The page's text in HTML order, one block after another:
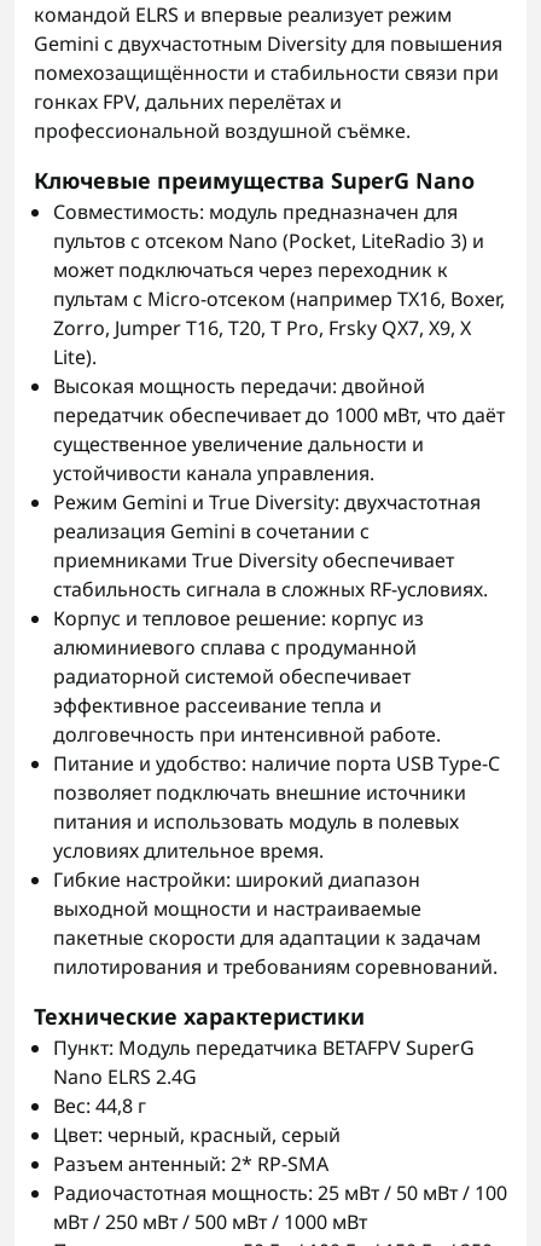
командой ELRS и впервые реализует режим
Gemini с двухчастотным Diversity для повышения
помехозащищённости и стабильности связи при
гонках FPV, дальних перелётах и
профессиональной воздушной съёмке.
Ключевые преимущества SuperG Nano
Совместимость: модуль предназначен для
пультов с отсеком Nano (Pocket, LiteRadio 3) и
может подключаться через переходник к
пультам с Micro-отсеком (например TX16, Boxer,
Zorro, Jumper T16, T20, T Pro, Frsky QX7, X9, X
Lite).
Высокая мощность передачи: двойной
передатчик обеспечивает до 1000 мВт, что даёт
существенное увеличение дальности и
устойчивости канала управления.
Режим Gemini и True Diversity: двухчастотная
реализация Gemini в сочетании с
приемниками True Diversity обеспечивает
стабильность сигнала в сложных RF-условиях.
Корпус и тепловое решение: корпус из
алюминиевого сплава с продуманной
радиаторной системой обеспечивает
эффективное рассеивание тепла и
долговечность при интенсивной работе.
Питание и удобство: наличие порта USB Type-C
позволяет подключать внешние источники
питания и использовать модуль в полевых
условиях длительное время.
Гибкие настройки: широкий диапазон
выходной мощности и настраиваемые
пакетные скорости для адаптации к задачам
пилотирования и требованиям соревнований.
Технические характеристики
Пункт: Модуль передатчика BETAFPV SuperG
Nano ELRS 2.4G
Вес: 44,8 г
Цвет: черный, красный, серый
Разъем антенный: 2* RP-SMA
Радиочастотная мощность: 25 мВт / 50 мВт / 100
мВт / 250 мВт / 500 мВт / 1000 мВт